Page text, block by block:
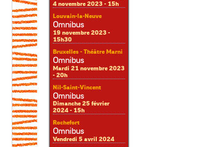
4 novembre 2023 - 15h
Louvain-la-Neuve
Omnibus
19 novembre 2023 -
15h30
Bruxelles - Théâtre Marni
Omnibus
Mardi 21 novembre 2023
- 20h
Nil-Saint-Vincent
Omnibus
Dimanche 25 février
2024 - 15h
Rochefort
Omnibus
Vendredi 5 avril 2024